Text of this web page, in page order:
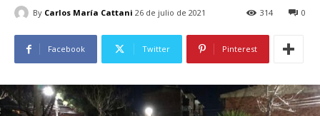
By Carlos María Cattani 26 de julio de 2021 0
314
Facebook Twitter Pinterest